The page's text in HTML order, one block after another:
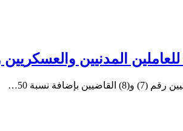
المدنيين والعسكريين